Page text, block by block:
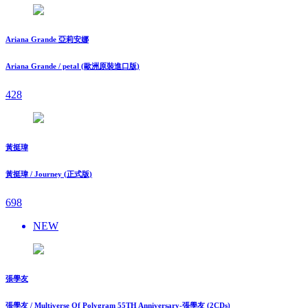
Ariana Grande 亞莉安娜
Ariana Grande / petal (歐洲原裝進口版)
428
黃挺瑋
黃挺瑋 / Journey (正式版)
698
NEW
張學友
張學友 / Multiverse Of Polygram 55TH Anniversary-張學友 (2CDs)